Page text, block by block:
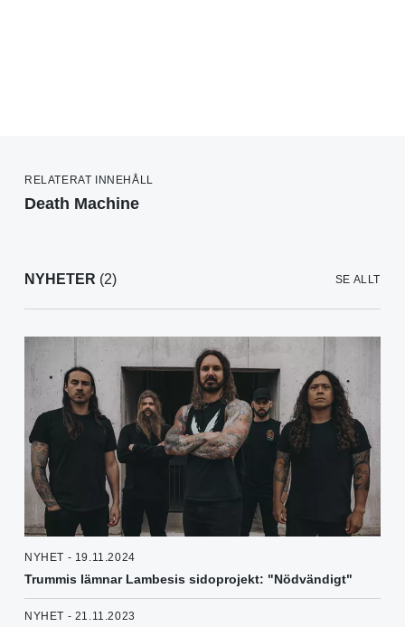
RELATERAT INNEHÅLL
Death Machine
NYHETER (2) SE ALLT
NYHET - 19.11.2024
Trummis lämnar Lambesis sidoprojekt: "Nödvändigt"
NYHET - 21.11.2023